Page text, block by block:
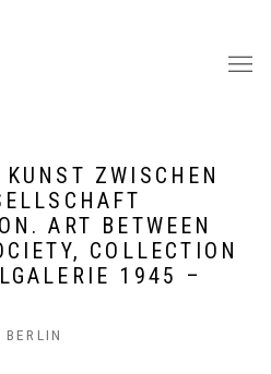
ZWISCHEN P
(
ART BETWEEN P
COLLECTION O
1945 – 2